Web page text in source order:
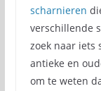
scharnieren
verschillende
zoek naar iets
antieke en
om te weten